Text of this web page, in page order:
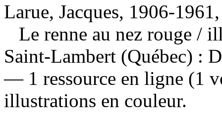
Larue, Jacques, 1906-
Le renne au nez rouge /
Saint-Lambert (Québec) :
— 1 ressource en ligne (1
illustrations en couleur.